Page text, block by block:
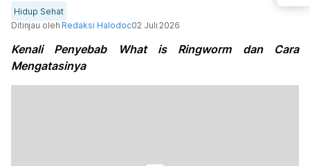
Hidup Sehat
Ditinjau oleh Redaksi Halodoc02 Juli 2026
Kenali Penyebab What is Ringworm dan Cara
Mengatasinya